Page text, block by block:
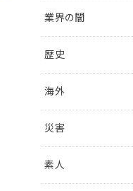
業界の闇
歴史
海外
災害
素人